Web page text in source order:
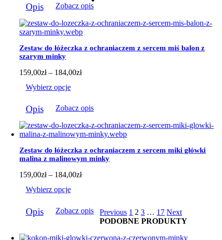
do
produkt
ma
wiele
wariantów.
Opcje
można
wybrać
na
produktu
Opis Zobacz opis
Zestaw do łóżeczka z ochraniaczem z sercem miś balon z
szarym minky
159,00zł – 184,00złZakres
do
Wybierz opcje
produkt
ma
wiele
wariantów.
Opcje
można
wybrać
na
produktu
Opis Zobacz opis
Zestaw do łóżeczka z ochraniaczem z sercem miki główki
malina z malinowym minky
159,00zł – 184,00złZakres
do
184,00zł
Wybierz opcje
produkt
Opis Zobacz opis Previous 1 2 3 … 17 Next
PODOBNE PRODUKTY